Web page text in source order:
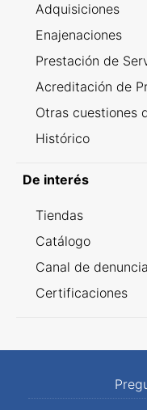
Adquisiciones
Enajenaciones
Prestación de
Acreditación de
Otras cuestiones
Histórico
De interés
Tiendas
Catálogo
Canal de
Certificaciones